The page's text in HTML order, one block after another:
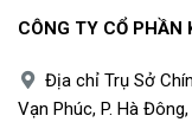
CÔNG TY CỔ PHẦN
Địa chỉ Trụ Sở
Vạn Phúc, P. Hà